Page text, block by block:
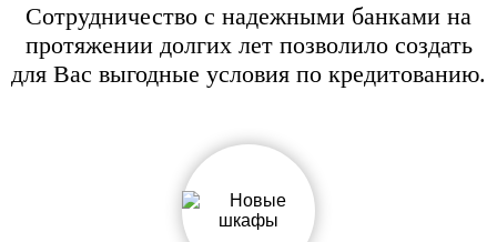
Сотрудничество с надежными банками на
протяжении долгих лет позволило создать
для Вас выгодные условия по кредитованию.